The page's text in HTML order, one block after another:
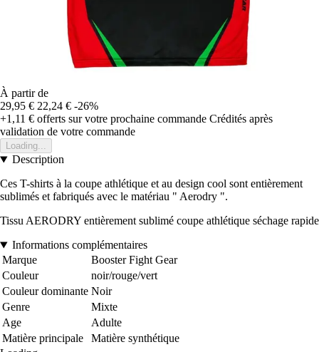
À partir de
29,95 € 22,24 € -26%
+1,11 € offerts sur votre prochaine commande Crédités après
validation de votre commande
Loading...
Description
Ces T-shirts à la coupe athlétique et au design cool sont entièrement
sublimés et fabriqués avec le matériau " Aerodry ".
Tissu AERODRY entièrement sublimé coupe athlétique séchage rapide
Informations complémentaires
Marque
Booster Fight Gear
Couleur
noir/rouge/vert
Couleur dominante Noir
Genre
Mixte
Age
Adulte
Matière principale
Matière synthétique